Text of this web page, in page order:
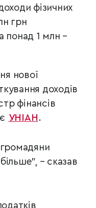
фізичних
грн
понад 1 млн –
нової
доходів
фінансів
УНІАН .
– сказав